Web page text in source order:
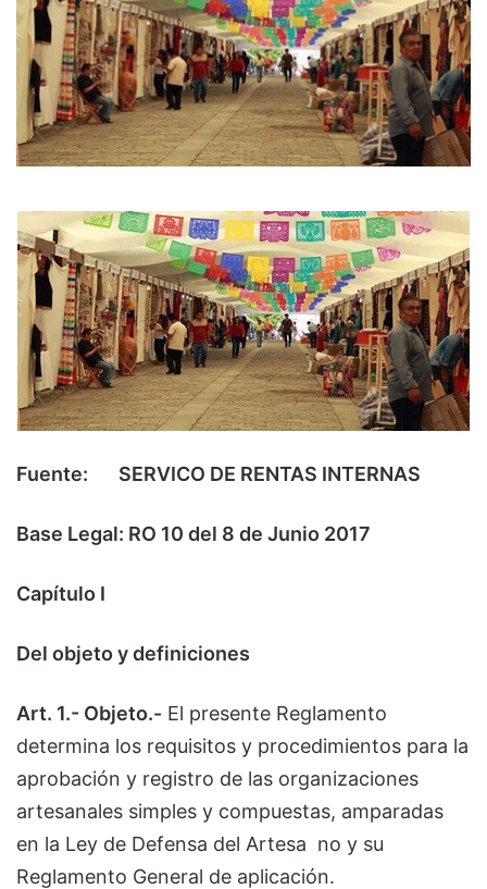
Fuente: SERVICO DE RENTAS INTERNAS
Base Legal: RO 10 del 8 de Junio 2017
Capítulo I
Del objeto y definiciones
Art. 1.- Objeto.- El presente Reglamento
determina los requisitos y procedimientos para la
aprobación y registro de las organizaciones
artesanales simples y compuestas, amparadas
en la Ley de Defensa del Artesa no y su
Reglamento General de aplicación.